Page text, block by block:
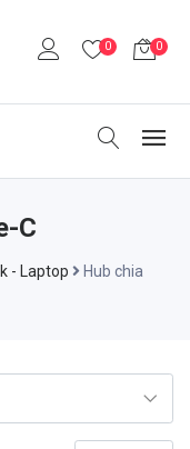
0 0
C
- Laptop
Hub chia